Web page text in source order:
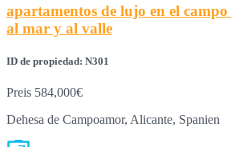
apartamentos de lujo en el
al mar y al valle
ID de propiedad: N301
Preis 584,000€
Dehesa de Campoamor, Alicante, Spanien